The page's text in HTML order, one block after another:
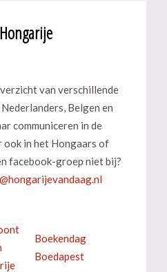
van verschillende
Belgen en
communiceren in de
ook in het Hongaars of
facebook-groep niet bij?
Boekendag
Boedapest